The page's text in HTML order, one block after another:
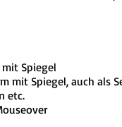
Spiegel
mit Spiegel, auch als
etc.